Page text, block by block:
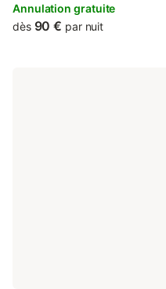
smoking and is located 2.7 km
Annulation gratuite
dès 90 € par nuit